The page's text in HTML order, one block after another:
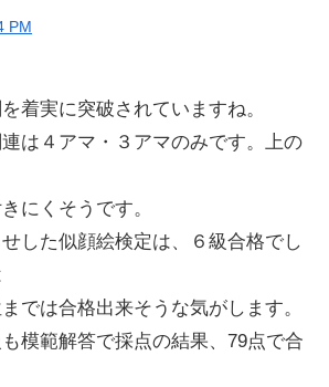
PM
着実に突破されていますね。
は４アマ・３アマのみです。上の
にくそうです。
した似顔絵検定は、６級合格でし
では合格出来そうな気がします。
模範解答で採点の結果、79点で合